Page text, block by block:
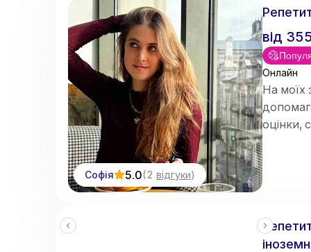
Софія 5.0(2 відгуки)
від
Онлайн
На моїх
оцінки,